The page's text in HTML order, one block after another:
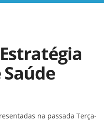
na passada Terça-